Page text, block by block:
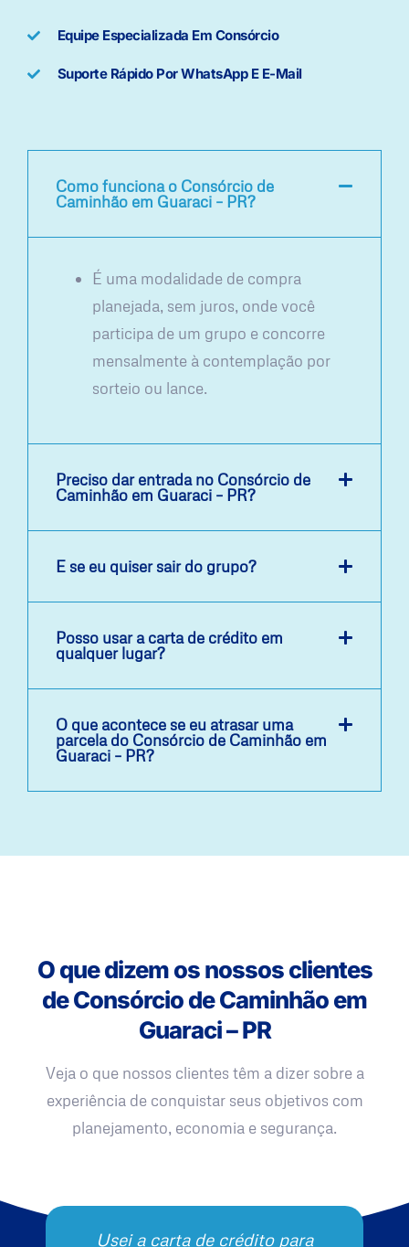
Equipe Especializada Em Consórcio
Suporte Rápido Por WhatsApp E E-Mail
Como funciona o Consórcio de
Caminhão em Guaraci – PR?
É uma modalidade de compra
planejada, sem juros, onde você
participa de um grupo e concorre
mensalmente à contemplação por
sorteio ou lance.
Preciso dar entrada no Consórcio de
Caminhão em Guaraci – PR?
E se eu quiser sair do grupo?
Posso usar a carta de crédito em
qualquer lugar?
O que acontece se eu atrasar uma
parcela do Consórcio de Caminhão em
Guaraci – PR?
O que dizem os nossos clientes
de Consórcio de Caminhão em
Guaraci – PR
Veja o que nossos clientes têm a dizer sobre a
experiência de conquistar seus objetivos com
planejamento, economia e segurança.
Usei a carta de crédito para